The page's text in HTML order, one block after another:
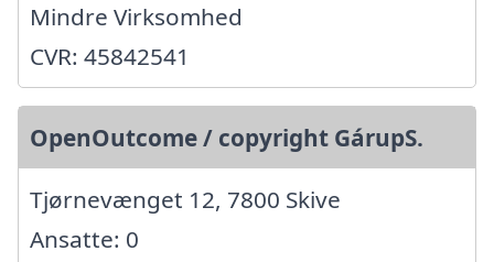
Mindre Virksomhed
CVR: 45842541
OpenOutcome / copyright GárupS.
Tjørnevænget 12, 7800 Skive
Ansatte: 0